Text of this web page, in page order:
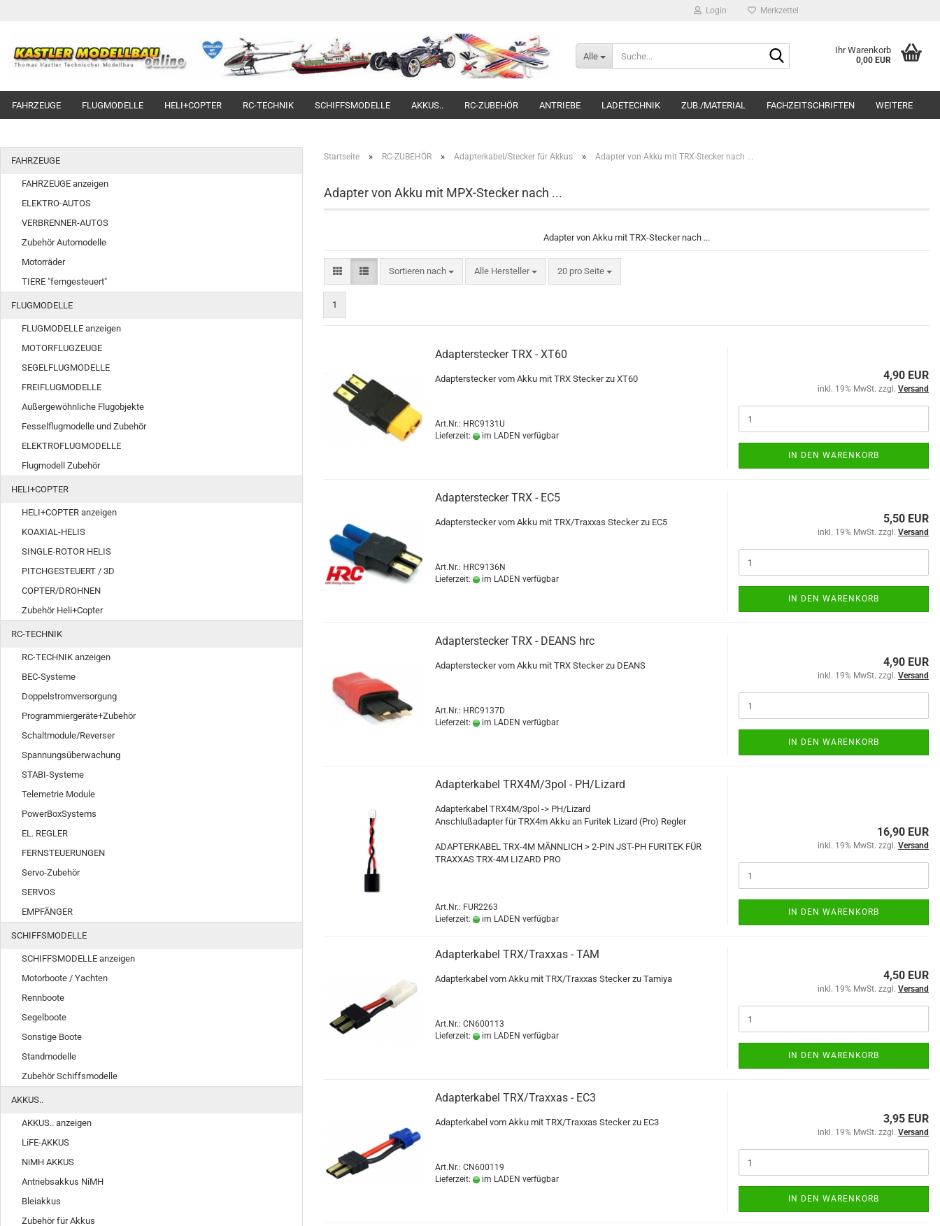
Login Merkzettel
Alle
Ihr Warenkorb
0,00 EUR
FAHRZEUGE FLUGMODELLE HELI+COPTER RC-TECHNIK SCHIFFSMODELLE AKKUS.. RC-ZUBEHÖR ANTRIEBE LADETECHNIK ZUB./MATERIAL FACHZEITSCHRIFTEN WEITERE
Startseite » RC-ZUBEHÖR » Adapterkabel/Stecker für Akkus » Adapter von Akku mit TRX-Stecker nach ...
Adapter von Akku mit MPX-Stecker nach ...
Adapter von Akku mit TRX-Stecker nach ...
Sortieren nach
Sortieren nach Alle Hersteller 20 pro Seite
pro Seite
1
Adapterstecker TRX - XT60
Adapterstecker vom Akku mit TRX Stecker zu XT60
Art.Nr.: HRC9131U
Lieferzeit:
im LADEN verfügbar
4,90 EUR
inkl. 19% MwSt. zzgl. Versand
IN DEN WARENKORB
Adapterstecker TRX - EC5
Adapterstecker vom Akku mit TRX/Traxxas Stecker zu EC5
Art.Nr.: HRC9136N
Lieferzeit:
im LADEN verfügbar
5,50 EUR
inkl. 19% MwSt. zzgl. Versand
IN DEN WARENKORB
Adapterstecker TRX - DEANS hrc
Adapterstecker vom Akku mit TRX Stecker zu DEANS
Art.Nr.: HRC9137D
Lieferzeit:
im LADEN verfügbar
4,90 EUR
inkl. 19% MwSt. zzgl. Versand
IN DEN WARENKORB
Adapterkabel TRX4M/3pol - PH/Lizard
Adapterkabel TRX4M/3pol -> PH/Lizard
Anschlußadapter für TRX4m Akku an Furitek Lizard (Pro) Regler
ADAPTERKABEL TRX-4M MÄNNLICH > 2-PIN JST-PH FURITEK FÜR
TRAXXAS TRX-4M LIZARD PRO
Art.Nr.: FUR2263
Lieferzeit:
im LADEN verfügbar
16,90 EUR
inkl. 19% MwSt. zzgl. Versand
IN DEN WARENKORB
Adapterkabel TRX/Traxxas - TAM
Adapterkabel vom Akku mit TRX/Traxxas Stecker zu Tamiya
Art.Nr.: CN600113
Lieferzeit:
im LADEN verfügbar
4,50 EUR
inkl. 19% MwSt. zzgl. Versand
IN DEN WARENKORB
Adapterkabel TRX/Traxxas - EC3
Adapterkabel vom Akku mit TRX/Traxxas Stecker zu EC3
Art.Nr.: CN600119
Lieferzeit:
im LADEN verfügbar
3,95 EUR
inkl. 19% MwSt. zzgl. Versand
IN DEN WARENKORB
FAHRZEUGE
FAHRZEUGE anzeigen
ELEKTRO-AUTOS
VERBRENNER-AUTOS
Zubehör Automodelle
Motorräder
TIERE "ferngesteuert"
FLUGMODELLE
FLUGMODELLE anzeigen
MOTORFLUGZEUGE
SEGELFLUGMODELLE
FREIFLUGMODELLE
Außergewöhnliche Flugobjekte
Fesselflugmodelle und Zubehör
ELEKTROFLUGMODELLE
Flugmodell Zubehör
HELI+COPTER
HELI+COPTER anzeigen
KOAXIAL-HELIS
SINGLE-ROTOR HELIS
PITCHGESTEUERT / 3D
COPTER/DROHNEN
Zubehör Heli+Copter
RC-TECHNIK
RC-TECHNIK anzeigen
BEC-Systeme
Doppelstromversorgung
Programmiergeräte+Zubehör
Schaltmodule/Reverser
Spannungsüberwachung
STABI-Systeme
Telemetrie Module
PowerBoxSystems
EL. REGLER
FERNSTEUERUNGEN
Servo-Zubehör
SERVOS
EMPFÄNGER
SCHIFFSMODELLE
SCHIFFSMODELLE anzeigen
Motorboote / Yachten
Rennboote
Segelboote
Sonstige Boote
Standmodelle
Zubehör Schiffsmodelle
AKKUS..
AKKUS.. anzeigen
LiFE-AKKUS
NiMH AKKUS
Antriebsakkus NiMH
Bleiakkus
Zubehör für Akkus